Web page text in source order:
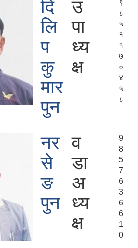
दि
लि
प
कु
मार
पुन
उ
पा
ध्य
क्ष
९
८
५
१
१
७
०
४
५
८
नर
से
ङ
पुन
व
डा
अ
ध्य
क्ष
9
8
5
7
6
3
6
6
1
0